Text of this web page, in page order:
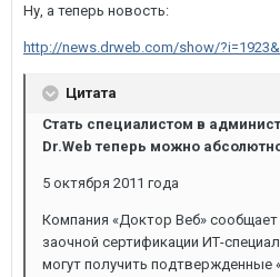
Ну, а теперь новость:
http://news.drweb.com/show/
Цитата
Стать специалистом в
Dr.Web теперь можно
5 октября 2011 года
Компания «Доктор Веб»
заочной сертификации ИТ-
могут получить подтвержденные